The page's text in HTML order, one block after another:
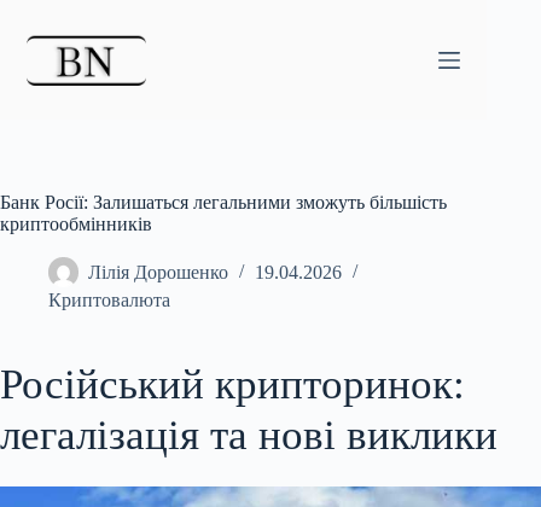
Банк Росії: Залишаться легальними зможуть більшість
криптообмінників
Лілія Дорошенко
19.04.2026
Криптовалюта
Російський крипторинок:
легалізація та нові виклики